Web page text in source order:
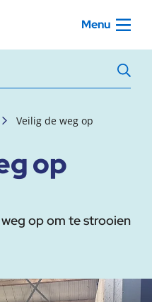
Menu
Veilig de weg op
op
op om te strooien